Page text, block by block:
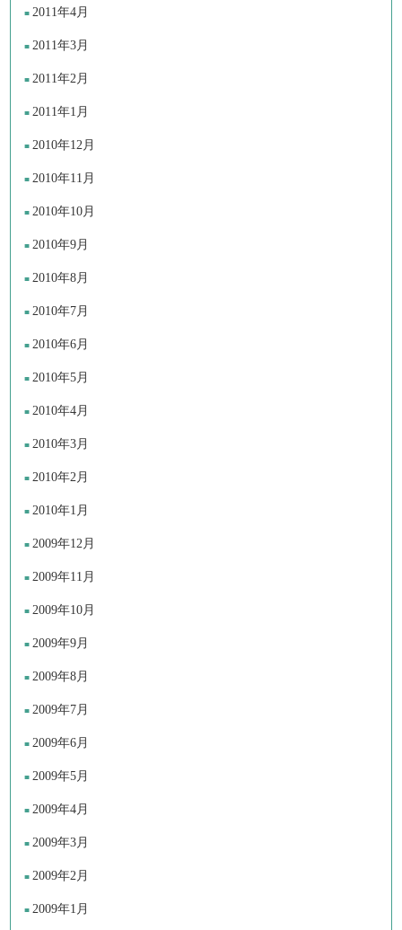
2011年4月
2011年3月
2011年2月
2011年1月
2010年12月
2010年11月
2010年10月
2010年9月
2010年8月
2010年7月
2010年6月
2010年5月
2010年4月
2010年3月
2010年2月
2010年1月
2009年12月
2009年11月
2009年10月
2009年9月
2009年8月
2009年7月
2009年6月
2009年5月
2009年4月
2009年3月
2009年2月
2009年1月